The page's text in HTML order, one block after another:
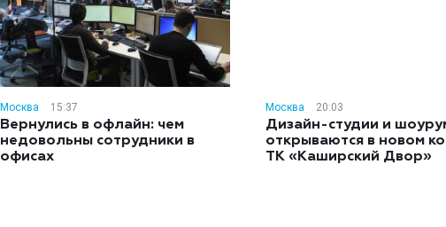
Москва 15:37
Вернулись в офлайн: чем
недовольны сотрудники в
офисах
Москва 20:03
Дизайн-студии и
открываются в новом
ТК «Каширский Двор»